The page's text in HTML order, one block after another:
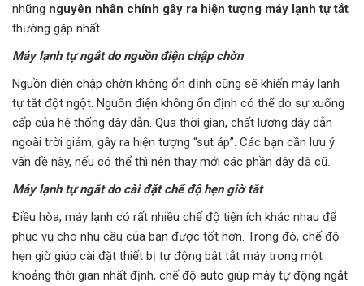
những nguyên nhân chính gây ra hiện tượng máy lạnh tự tắt
thường gặp nhất.
Máy lạnh tự ngắt do nguồn điện chập chờn
Nguồn điện chập chờn không ổn định cũng sẽ khiến máy lạnh
tự tắt đột ngột. Nguồn điện không ổn định có thể do sự xuống
cấp của hệ thống dây dẫn. Qua thời gian, chất lượng dây dẫn
ngoài trời giảm, gây ra hiện tượng “sụt áp”. Các bạn cần lưu ý
vấn đề này, nếu có thể thì nên thay mới các phần dây đã cũ.
Máy lạnh tự ngắt do cài đặt chế độ hẹn giờ tắt
Điều hòa, máy lạnh có rất nhiều chế độ tiện ích khác nhau để
phục vụ cho nhu cầu của bạn được tốt hơn. Trong đó, chế độ
hẹn giờ giúp cài đặt thiết bị tự động bật tắt máy trong một
khoảng thời gian nhất định, chế độ auto giúp máy tự động ngắt